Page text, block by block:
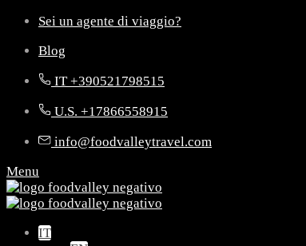
Sei un agente di viaggio?
Blog
IT +390521798515
U.S. +17866558915
info@foodvalleytravel.com
Menu
IT